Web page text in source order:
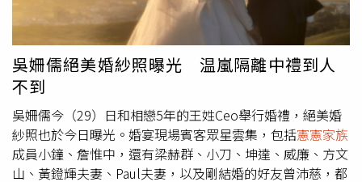
感，「他是第一個跑去問王先生，說『你們2個是不是怪怪
的』那個人！」又說：「也是因為Raymond說了，王先生
才開始察覺自己的情愫。」Raymond和新人交情好，自己
說要來唱歌、點歌也沒經過新人同意，「就直接說他想好表
演了，還計算節拍，說你們這裡出場，到這裡就揮手、或做
什麼之類的，讓Sandy忍俊不住笑說：「到底是干你什麼事
啊？」而且他不但都想完了，還指定要在二進時唱，讓沒有
要二進的Sandy跳腳，「我私底下都叫他uncle，大我整整
一輪，但他很可愛，真的是我們很好的朋友。」
吳姍儒絕美婚紗照曝光 温嵐隔離中禮到人
不到
吳姍儒今（29）日和相戀5年的王姓Ceo舉行婚禮，絕美婚
紗照也於今日曝光。婚宴現場賓客眾星雲集，包括憲憲家族
成員小鐘、詹惟中，還有梁赫群、小刀、坤達、威廉、方文
山、黃鐙輝夫妻、Paul夫妻，以及剛結婚的好友曾沛慈，都